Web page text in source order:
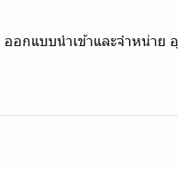
กแบบนำเข้าและจำหน่าย